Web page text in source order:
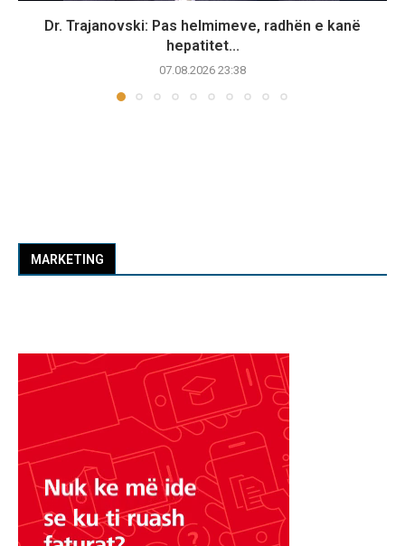
Dr. Trajanovski: Pas helmimeve, radhën e kanë
hepatitet...
07.08.2026 23:38
MARKETING